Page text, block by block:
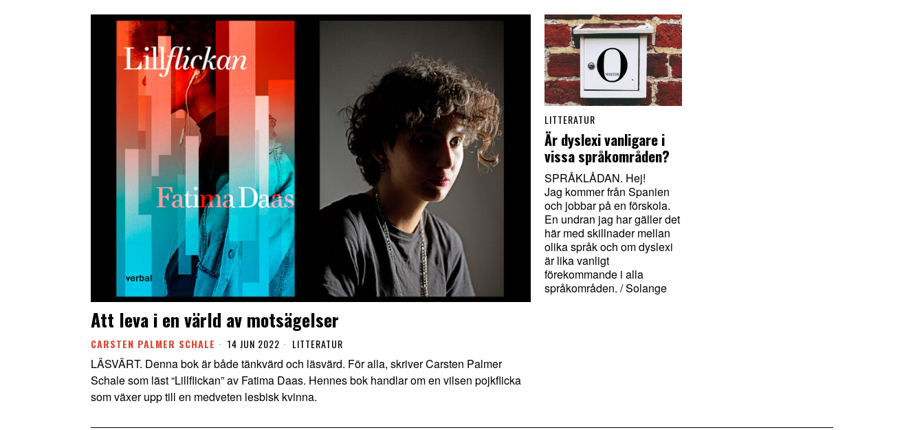
Att leva i en värld av motsägelser
CARSTEN PALMER SCHALE 14 JUN 2022 LITTERATUR
LÄSVÄRT. Denna bok är både tänkvärd och läsvärd. För alla, skriver Carsten Palmer
Schale som läst “Lillflickan” av Fatima Daas. Hennes bok handlar om en vilsen pojkflicka
som växer upp till en medveten lesbisk kvinna.
LITTERATUR
Är dyslexi vanligare i
vissa språkområden?
SPRÅKLÅDAN. Hej!
Jag kommer från Spanien
och jobbar på en förskola.
En undran jag har gäller det
här med skillnader mellan
olika språk och om dyslexi
är lika vanligt
förekommande i alla
språkområden. / Solange